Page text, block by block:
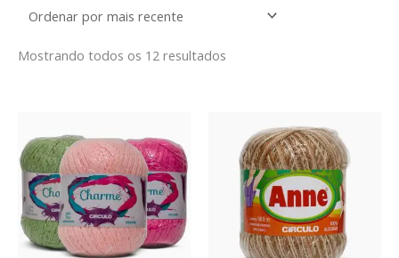
Mostrando todos os 12 resultados